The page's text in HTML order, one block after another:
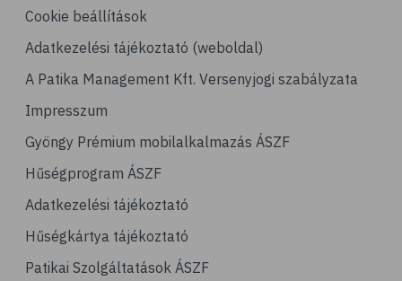
Cookie beállítások
Adatkezelési tájékoztató (weboldal)
A Patika Management Kft. Versenyjogi szabályzata
Impresszum
Gyöngy Prémium mobilalkalmazás ÁSZF
Hűségprogram ÁSZF
Adatkezelési tájékoztató
Hűségkártya tájékoztató
Patikai Szolgáltatások ÁSZF